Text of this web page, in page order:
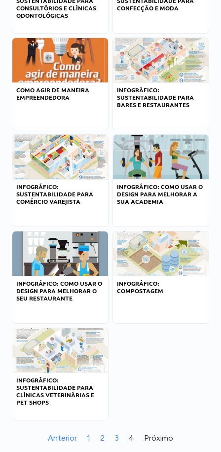
CONSULTÓRIOS E CLÍNICAS
ODONTOLÓGICAS
CONFECÇÃO E MODA
COMO AGIR DE MANEIRA
EMPREENDEDORA
INFOGRÁFICO:
SUSTENTABILIDADE PARA
BARES E RESTAURANTES
INFOGRÁFICO:
SUSTENTABILIDADE PARA
COMÉRCIO VAREJISTA
INFOGRÁFICO: COMO USAR O
DESIGN PARA MELHORAR A
SUA ACADEMIA
INFOGRÁFICO: COMO USAR O
DESIGN PARA MELHORAR O
SEU RESTAURANTE
INFOGRÁFICO:
COMPOSTAGEM
INFOGRÁFICO:
SUSTENTABILIDADE PARA
CLÍNICAS VETERINÁRIAS E
PET SHOPS
Anterior 1 2 3 4 Próximo